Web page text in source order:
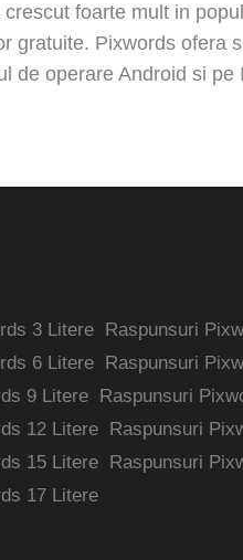
foarte mult in
gratuite. Pixwords ofera
de operare Android si pe
3 Litere
Raspunsuri
6 Litere
Raspunsuri
9 Litere Raspunsuri
12 Litere
Raspunsuri
15 Litere Raspunsuri
17 Litere